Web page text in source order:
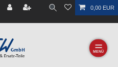
0,00 EUR
☰